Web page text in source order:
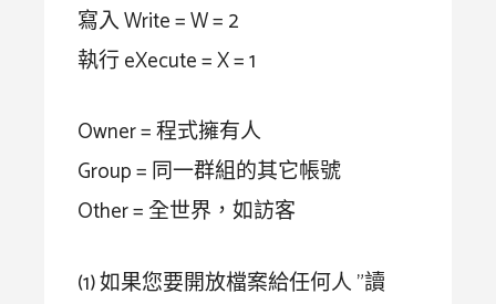
寫入 Write = W = 2
執行 eXecute = X = 1
Owner = 程式擁有人
Group = 同一群組的其它帳號
Other = 全世界，如訪客
(1) 如果您要開放檔案給任何人 "讀